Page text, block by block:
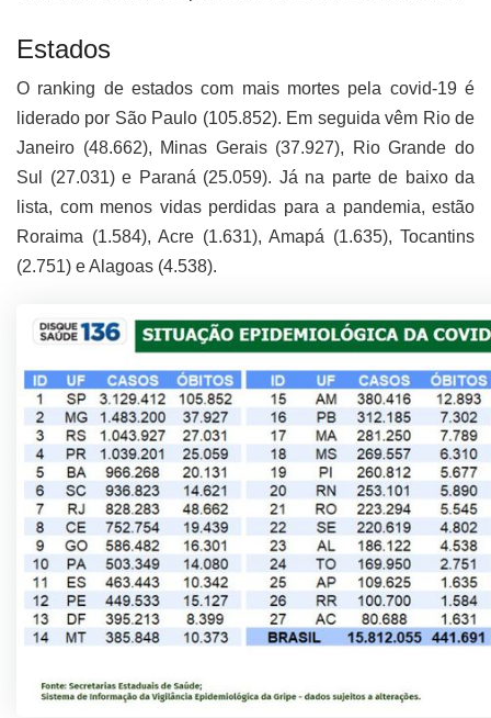
Estados
O ranking de estados com mais mortes pela covid-19 é
liderado por São Paulo (105.852). Em seguida vêm Rio de
Janeiro (48.662), Minas Gerais (37.927), Rio Grande do
Sul (27.031) e Paraná (25.059). Já na parte de baixo da
lista, com menos vidas perdidas para a pandemia, estão
Roraima (1.584), Acre (1.631), Amapá (1.635), Tocantins
(2.751) e Alagoas (4.538).